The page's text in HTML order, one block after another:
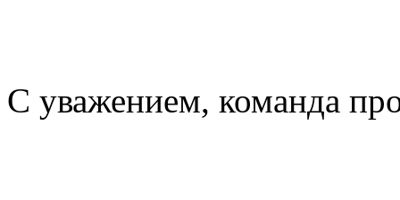
С уважением, команда